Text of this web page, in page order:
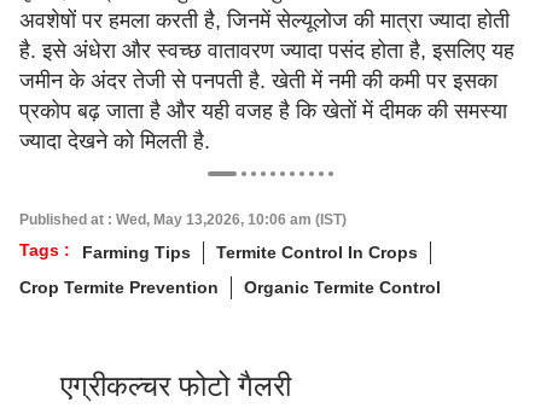
अवशेषों पर हमला करती है, जिनमें सेल्यूलोज की मात्रा ज्यादा होती
है. इसे अंधेरा और स्वच्छ वातावरण ज्यादा पसंद होता है, इसलिए यह
जमीन के अंदर तेजी से पनपती है. खेती में नमी की कमी पर इसका
प्रकोप बढ़ जाता है और यही वजह है कि खेतों में दीमक की समस्या
ज्यादा देखने को मिलती है.
Published at : Wed, May 13,2026, 10:06 am (IST)
Tags : Farming Tips
Termite Control In Crops
Crop Termite Prevention
Organic Termite Control
एग्रीकल्चर फोटो गैलरी